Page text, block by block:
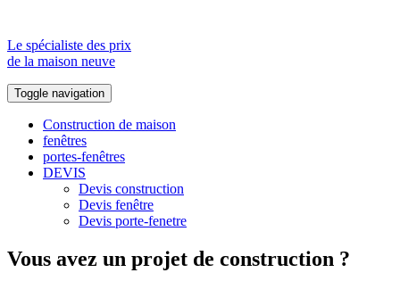
Le spécialiste des prix
de la maison neuve
Toggle navigation
Construction de maison
fenêtres
portes-fenêtres
DEVIS
Devis construction
Devis fenêtre
Devis porte-fenetre
Vous avez un projet de construction ?